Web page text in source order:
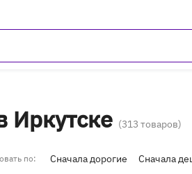
охлаждение в Иркутске (313 товаров)
по: Сначала дорогие Сначала